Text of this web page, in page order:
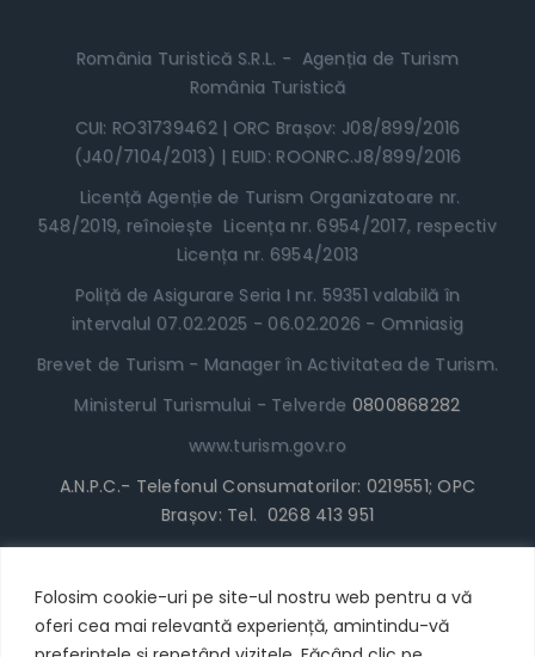
Folosim cookie-uri pe site-ul nostru web pentru a vă
oferi cea mai relevantă experiență, amintindu-vă
România Turistică S.R.L. - Agenția de Turism
România Turistică
CUI: RO31739462 | ORC Brașov: J08/899/2016
(J40/7104/2013) | EUID: ROONRC.J8/899/2016
Licență Agenție de Turism Organizatoare nr.
548/2019, reînoiește Licența nr. 6954/2017, respectiv
Licența nr. 6954/2013
Poliță de Asigurare Seria I nr. 59351 valabilă în
intervalul 07.02.2025 - 06.02.2026 - Omniasig
Brevet de Turism - Manager în Activitatea de Turism.
Ministerul Turismului - Telverde 0800868282
www.turism.gov.ro
A.N.P.C.- Telefonul Consumatorilor: 0219551; OPC
Brașov: Tel. 0268 413 951
www.anpc.gov.ro
Termeni și Condiții
* Locul în Tabără poate fi achitat cu cardul/plata